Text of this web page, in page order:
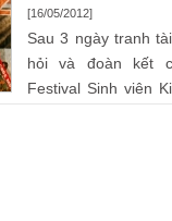
[16/05/2012]
Sau 3 ngày tranh
hỏi và đoàn kết
Festival Sinh viên